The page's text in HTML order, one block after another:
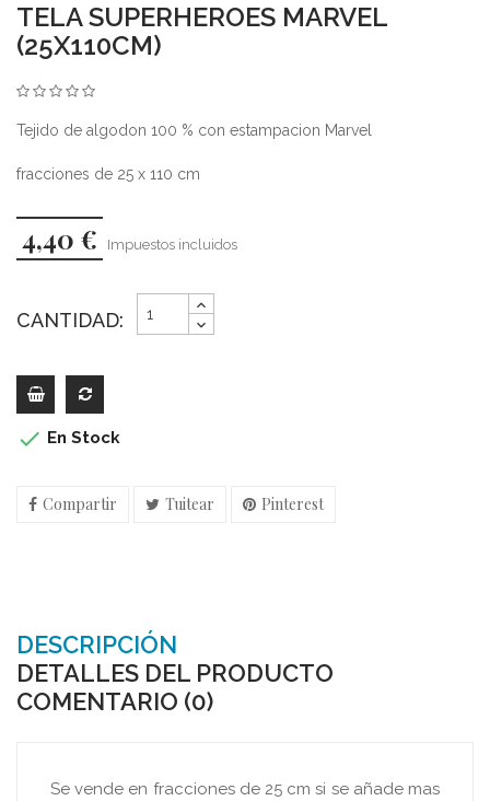
TELA SUPERHEROES MARVEL
(25X110CM)
Tejido de algodon 100 % con estampacion Marvel
fracciones de 25 x 110 cm
4,40 € Impuestos incluidos
CANTIDAD:
 En Stock
Compartir Tuitear Pinterest
DESCRIPCIÓN
DETALLES DEL PRODUCTO
COMENTARIO (0)
Se vende en fracciones de 25 cm si se añade mas